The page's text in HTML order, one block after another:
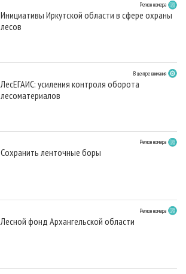
Регион номера
Инициативы Иркутской области в сфере охраны
лесов
В центре внимания
ЛесЕГАИС: усиления контроля оборота
лесоматериалов
Регион номера
Сохранить ленточные боры
Регион номера
Лесной фонд Архангельской области